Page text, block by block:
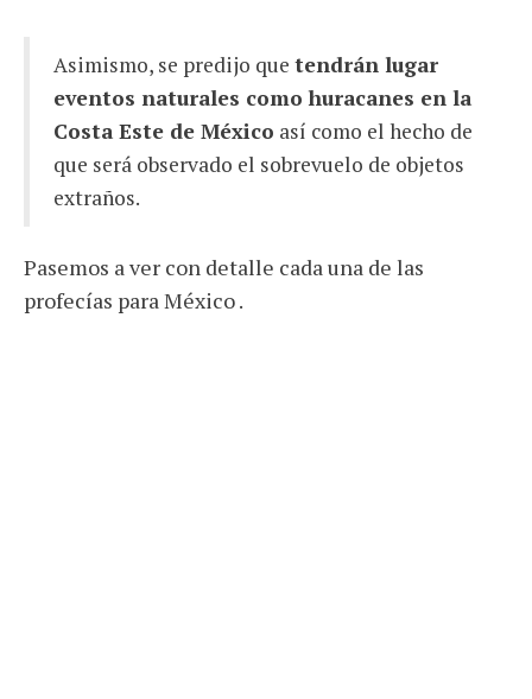
Asimismo, se predijo que tendrán lugar
eventos naturales como huracanes en la
Costa Este de México así como el hecho de
que será observado el sobrevuelo de objetos
extraños.
Pasemos a ver con detalle cada una de las
profecías para México .